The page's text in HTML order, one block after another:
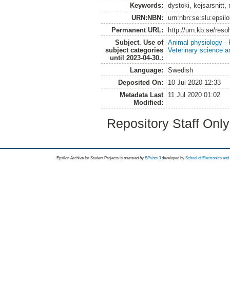
Keywords:
dystoki, kejsarsnitt,
URN:NBN:
Permanent URL:
http://urn.kb.se/
Subject. Use of
subject categories
until 2023-04-30.:
Animal physiology -
Veterinary science
Language:
Swedish
Deposited On:
10 Jul 2020 12:33
Metadata Last
Modified:
11 Jul 2020 01:02
Repository Staff
Epsilon Archive for Student Projects is powored byEPrints 3 developed by School of Electronics